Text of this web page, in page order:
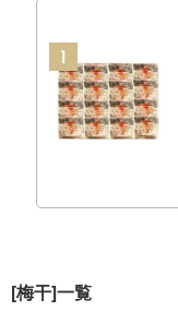
[梅干]一覧